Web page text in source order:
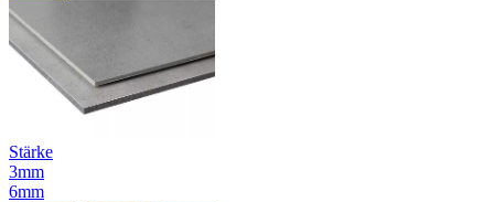
Stärke
3mm
6mm